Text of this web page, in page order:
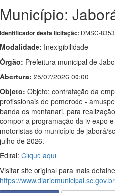
Município:
Identificador desta licitação: DMSC-
Modalidade: Inexigibilidade
Órgão: Prefeitura municipal de
Abertura: 25/07/2026 00:00
Objeto: Objeto: contratação da
profissionais de pomerode -
banda os montanari, para
compor a programação da iv expo
motoristas do município de jaborá/
julho de 2026.
Edital: Clique aqui
Visitar site original para mais
https://